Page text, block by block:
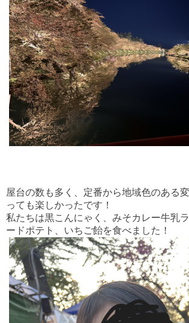
屋台の数も多く、定番から地域色のある
っても楽しかったです！
私たちは黒こんにゃく、みそカレー牛乳
ードポテト、いちご飴を食べました！